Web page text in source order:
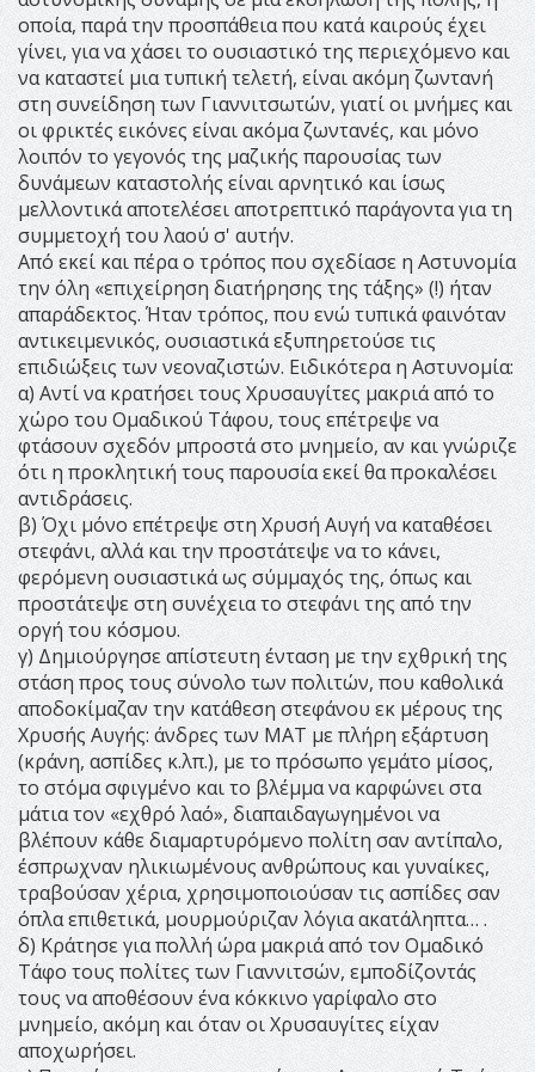
οποία, παρά την προσπάθεια που κατά καιρούς έχει
γίνει, για να χάσει το ουσιαστικό της περιεχόμενο και
να καταστεί μια τυπική τελετή, είναι ακόμη ζωντανή
στη συνείδηση των Γιαννιτσωτών, γιατί οι μνήμες και
οι φρικτές εικόνες είναι ακόμα ζωντανές, και μόνο
λοιπόν το γεγονός της μαζικής παρουσίας των
δυνάμεων καταστολής είναι αρνητικό και ίσως
μελλοντικά αποτελέσει αποτρεπτικό παράγοντα για τη
συμμετοχή του λαού σ' αυτήν.
Από εκεί και πέρα ο τρόπος που σχεδίασε η Αστυνομία
την όλη «επιχείρηση διατήρησης της τάξης» (!) ήταν
απαράδεκτος. Ήταν τρόπος, που ενώ τυπικά φαινόταν
αντικειμενικός, ουσιαστικά εξυπηρετούσε τις
επιδιώξεις των νεοναζιστών. Ειδικότερα η Αστυνομία:
α) Αντί να κρατήσει τους Χρυσαυγίτες μακριά από το
χώρο του Ομαδικού Τάφου, τους επέτρεψε να
φτάσουν σχεδόν μπροστά στο μνημείο, αν και γνώριζε
ότι η προκλητική τους παρουσία εκεί θα προκαλέσει
αντιδράσεις.
β) Όχι μόνο επέτρεψε στη Χρυσή Αυγή να καταθέσει
στεφάνι, αλλά και την προστάτεψε να το κάνει,
φερόμενη ουσιαστικά ως σύμμαχός της, όπως και
προστάτεψε στη συνέχεια το στεφάνι της από την
οργή του κόσμου.
γ) Δημιούργησε απίστευτη ένταση με την εχθρική της
στάση προς τους σύνολο των πολιτών, που καθολικά
αποδοκίμαζαν την κατάθεση στεφάνου εκ μέρους της
Χρυσής Αυγής: άνδρες των ΜΑΤ με πλήρη εξάρτυση
(κράνη, ασπίδες κ.λπ.), με το πρόσωπο γεμάτο μίσος,
το στόμα σφιγμένο και το βλέμμα να καρφώνει στα
μάτια τον «εχθρό λαό», διαπαιδαγωγημένοι να
βλέπουν κάθε διαμαρτυρόμενο πολίτη σαν αντίπαλο,
έσπρωχναν ηλικιωμένους ανθρώπους και γυναίκες,
τραβούσαν χέρια, χρησιμοποιούσαν τις ασπίδες σαν
όπλα επιθετικά, μουρμούριζαν λόγια ακατάληπτα… .
δ) Κράτησε για πολλή ώρα μακριά από τον Ομαδικό
Τάφο τους πολίτες των Γιαννιτσών, εμποδίζοντάς
τους να αποθέσουν ένα κόκκινο γαρίφαλο στο
μνημείο, ακόμη και όταν οι Χρυσαυγίτες είχαν
αποχωρήσει.